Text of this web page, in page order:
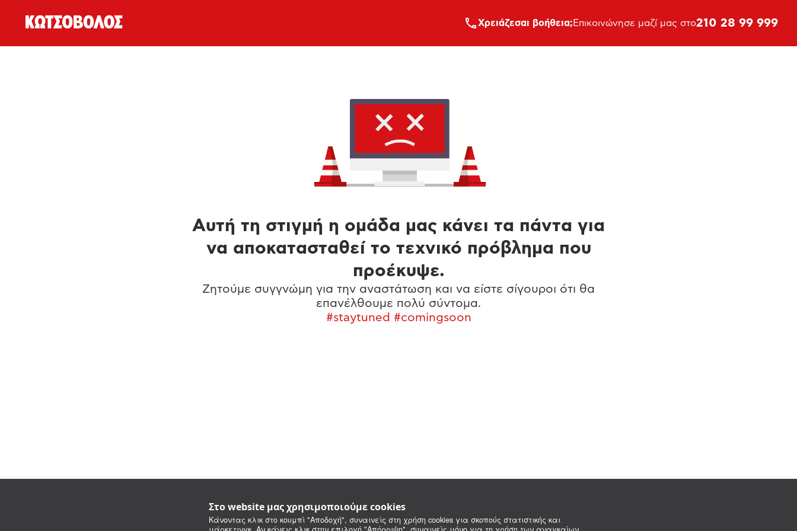
Στο website μας χρησιμοποιούμε cookies
Κάνοντας κλικ στο κουμπί "Αποδοχή", συναινείς στη χρήση cookies για σκοπούς στατιστικής και
Xρειάζεσαι βοήθεια; Επικοινώνησε μαζί μας στο210 28 99 999
Αυτή τη στιγμή η ομάδα μας κάνει τα πάντα για
να αποκατασταθεί το τεχνικό πρόβλημα που
προέκυψε.
Ζητούμε συγγνώμη για την αναστάτωση και να είστε σίγουροι ότι θα
επανέλθουμε πολύ σύντομα.
#staytuned #comingsoon